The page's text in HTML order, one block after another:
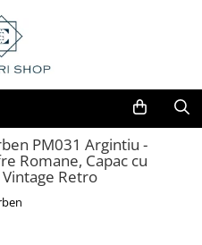
PM031 Argintiu -
Romane, Capac cu
Retro